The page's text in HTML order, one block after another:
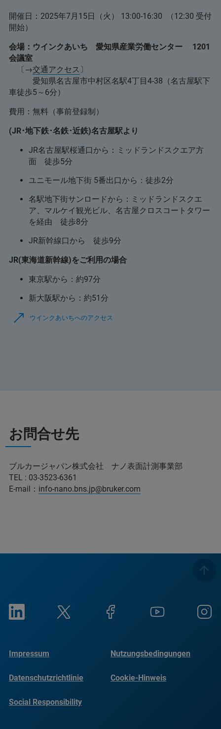
開催日：2025年7月15日（火） 13:00-16:30 （12:30 受付
開始）​
会場：ウインクあいち 愛知県産業労働センター 1201
会議室​
〔→交通アクセス 〕
愛知県名古屋市中村区名駅4丁目4-38（名古屋駅下
車徒歩5～6分）​
費用：無料（事前登録制）​
(JR･地下鉄･名鉄･近鉄)名古屋駅より
JR名古屋駅桜通口から：ミッドランドスクエア方
面 徒歩5分
ユニモール地下街 5番出口から：徒歩2分
名駅地下街サンロードから：ミッドランドスクエ
ア、マルケイ観光ビル、名古屋クロスコートタワー
を経由 徒歩8分
JR新幹線口から 徒歩9分
JR(東海道新幹線)をご利用の場合
東京駅から：約97分
新大阪駅から：約51分
ウインクあいちへのアクセス
お問合せ先
ブルカージャパン株式会社 ナノ表面計測事業部
TEL : 03-3523-6361
E-mail： info-nano.bns.jp@bruker.com
Impressum Nutzungsbedingungen
Datenschutzrichtlinie Cookie-Hinweis
Social Responsibility